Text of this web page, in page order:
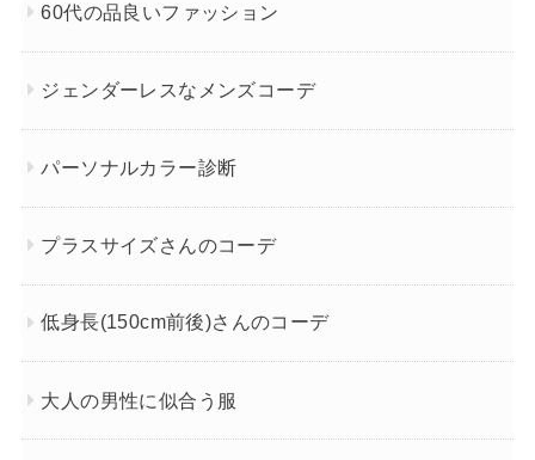
60代の品良いファッション
ジェンダーレスなメンズコーデ
パーソナルカラー診断
プラスサイズさんのコーデ
低身長(150cm前後)さんのコーデ
大人の男性に似合う服